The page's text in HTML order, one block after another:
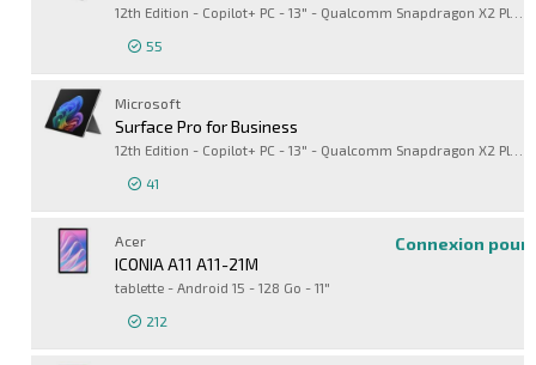
55
Microsoft
Surface Pro for Business
41
Acer
ICONIA A11 A11-21M
tablette - Android 15 - 128 Go - 11"
212
Connexion pour